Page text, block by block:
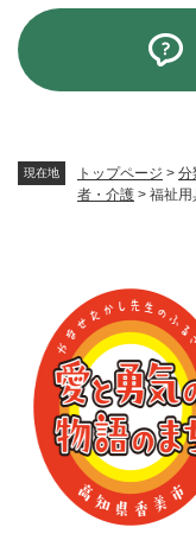
現在地 トップページ > 分
者・介護 > 福祉用